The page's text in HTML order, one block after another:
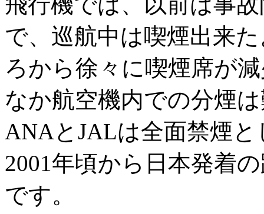
で、巡航中は喫煙出来
ろから徐々に喫煙席が
なか航空機内での分煙
ANAとJALは全面禁煙
2001年頃から日本発着
です。